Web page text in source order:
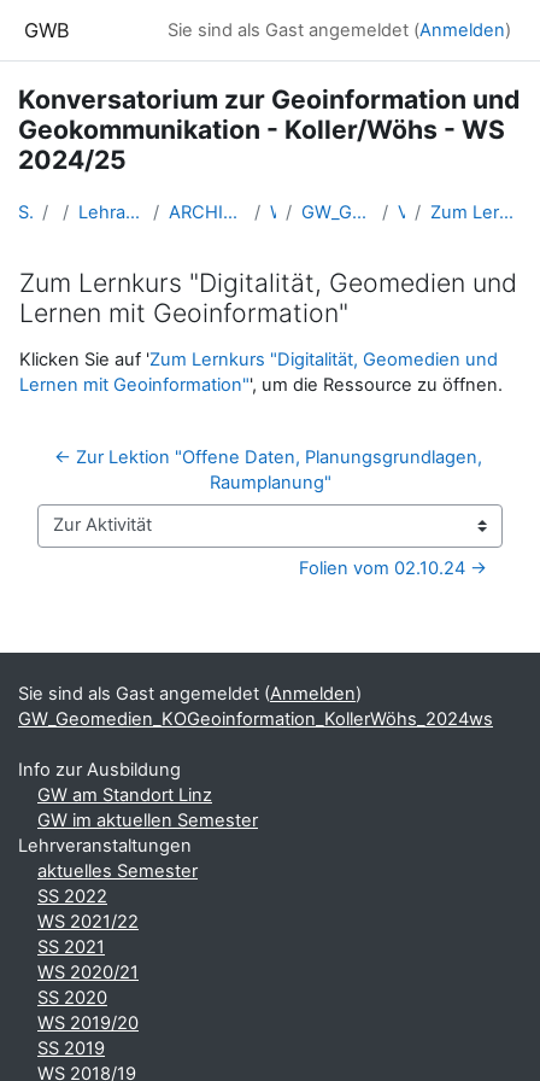
GWB Sie sind als Gast angemeldet (Anmelden)
Konversatorium zur Geoinformation und
Geokommunikation - Koller/Wöhs - WS
2024/25
Startseite Kurse Lehramtsausbildung GW im Cluster Österreich Mitte ARCHIV - Lehrveranstaltungen am Standort Linz - seit 2016 WS 2024/25 GW_Geomedien_KOGeoinformation_KollerWöhs_2024ws VU-Mittwoch Zum Lernkurs "Digitalität, Geomedien und Lernen mit Geoinformation"
Zum Lernkurs "Digitalität, Geomedien und
Lernen mit Geoinformation"
Abschlussbedingungen
Klicken Sie auf 'Zum Lernkurs "Digitalität, Geomedien und
Lernen mit Geoinformation"', um die Ressource zu öffnen.
← Zur Lektion "Offene Daten, Planungsgrundlagen,
Raumplanung"
Zur Aktivität
Folien vom 02.10.24 →
Ergänzungsblöcke
Sie sind als Gast angemeldet (Anmelden)
GW_Geomedien_KOGeoinformation_KollerWöhs_2024ws
Info zur Ausbildung
GW am Standort Linz
GW im aktuellen Semester
Lehrveranstaltungen
aktuelles Semester
SS 2022
WS 2021/22
SS 2021
WS 2020/21
SS 2020
WS 2019/20
SS 2019
WS 2018/19